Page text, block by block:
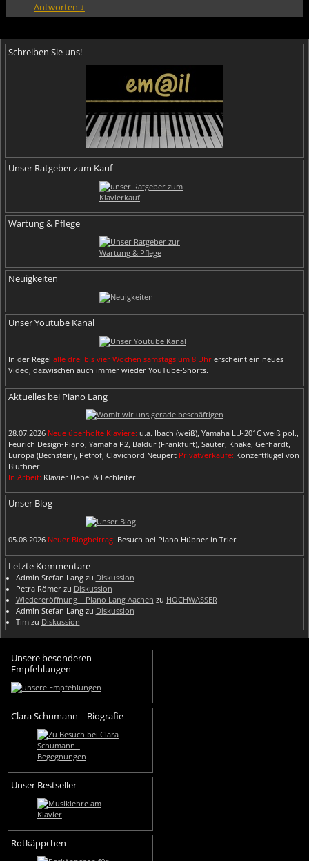
Antworten ↓
Schreiben Sie uns!
Unser Ratgeber zum Kauf
Wartung & Pflege
Neuigkeiten
Unser Youtube Kanal
In der Regel alle drei bis vier Wochen samstags um 8 Uhr erscheint ein neues
Video, dazwischen auch immer wieder YouTube-Shorts.
Aktuelles bei Piano Lang
28.07.2026 Neue überholte Klaviere: u.a. Ibach (weiß), Yamaha LU-201C weiß pol.,
Feurich Design-Piano, Yamaha P2, Baldur (Frankfurt), Sauter, Knake, Gerhardt,
Europa (Bechstein), Petrof, Clavichord Neupert Privatverkäufe: Konzertflügel von
Blüthner
In Arbeit: Klavier Uebel & Lechleiter
Unser Blog
05.08.2026 Neuer Blogbeitrag: Besuch bei Piano Hübner in Trier
Letzte Kommentare
Admin Stefan Langzu Diskussion
Petra Römerzu Diskussion
Wiedereröffnung – Piano Lang Aachen zu HOCHWASSER
Admin Stefan Langzu Diskussion
Timzu Diskussion
Unsere besonderen
Empfehlungen
Clara Schumann – Biografie
Unser Bestseller
Rotkäppchen